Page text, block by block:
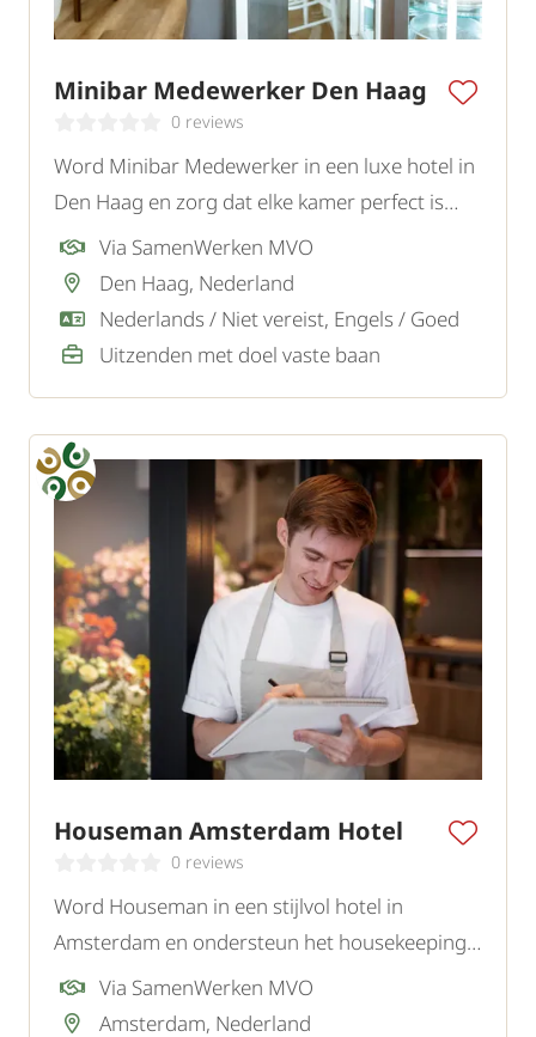
Minibar Medewerker Den Haag
0 reviews
Word Minibar Medewerker in een luxe hotel in
Den Haag en zorg dat elke kamer perfect is
aangevuld en klaar is voor een comfortabel
verblijf.
Via SamenWerken MVO
Den Haag, Nederland
Nederlands / Niet vereist, Engels / Goed
Uitzenden met doel vaste baan
Houseman Amsterdam Hotel
0 reviews
Word Houseman in een stijlvol hotel in
Amsterdam en ondersteun het housekeeping
team bij het creëren van een nette,
comfortabele en gastvrije omgeving voor
Via SamenWerken MVO
Amsterdam, Nederland